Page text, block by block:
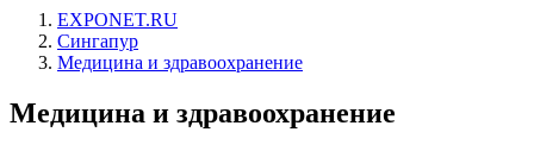
EXPONET.RU
Сингапур
Медицина и здравоохранение
Медицина и здравоохранение